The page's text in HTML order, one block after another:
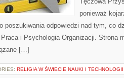
ponieważ
poszukiwania odpowiedzi nad tym, co
Praca i Psychologia Organizacji. Strona
[…]
RELIGIA W ŚWIECIE NAUKI I TECHNOLOGII